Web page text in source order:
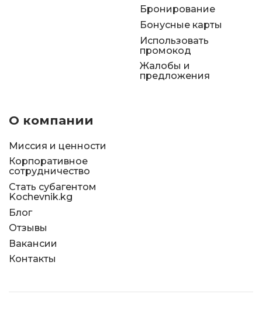
Бронирование
Бонусные карты
Использовать
промокод
Жалобы и
предложения
О компании
Миссия и ценности
Корпоративное
сотрудничество
Стать субагентом
Kochevnik.kg
Блог
Отзывы
Вакансии
Контакты